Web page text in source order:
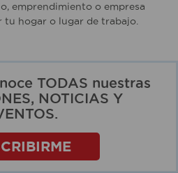
emprendimiento o empresa
hogar o lugar de trabajo.
TODAS nuestras
NOTICIAS Y